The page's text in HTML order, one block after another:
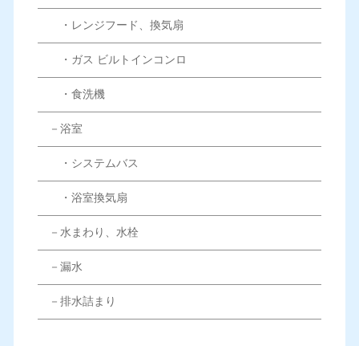
・レンジフード、換気扇
・ガス ビルトインコンロ
・食洗機
－浴室
・システムバス
・浴室換気扇
－水まわり、水栓
－漏水
－排水詰まり